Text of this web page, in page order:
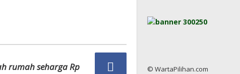
rumah seharga Rp
© WartaPilihan.com